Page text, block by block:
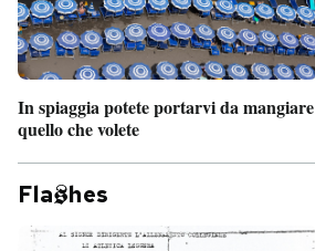
In spiaggia potete portarvi da mangiare
quello che volete
Fla hes